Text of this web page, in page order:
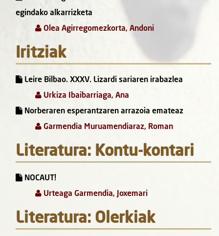
egindako alkarrizketa
Olea Agirregomezkorta, Andoni
Iritziak
Leire Bilbao. XXXV. Lizardi sariaren irabazlea
Urkiza Ibaibarriaga, Ana
Norberaren esperantzaren arrazoia emateaz
Garmendia Muruamendiaraz, Roman
Literatura: Kontu-kontari
NOCAUT!
Urteaga Garmendia, Joxemari
Literatura: Olerkiak